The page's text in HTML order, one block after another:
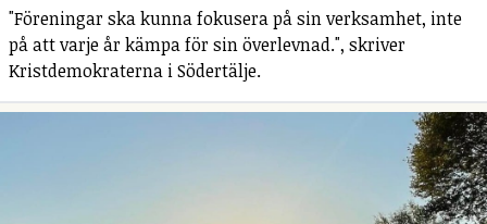
"Föreningar ska kunna fokusera på sin verksamhet, inte
på att varje år kämpa för sin överlevnad.", skriver
Kristdemokraterna i Södertälje.